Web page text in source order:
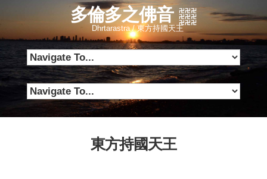
多倫多之佛音
Dhrtarastra / 東方持國天王
東方持國天王